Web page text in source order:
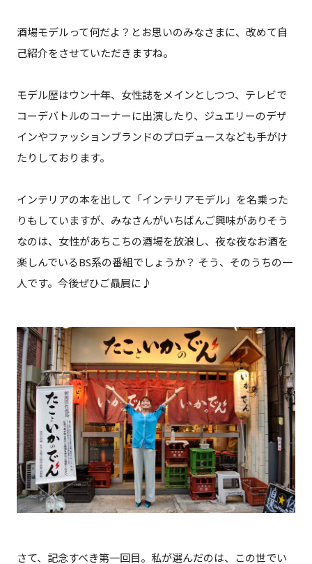
酒場モデルって何だよ？とお思いのみなさまに、改めて自
己紹介をさせていただきますね。
モデル歴はウン十年、女性誌をメインとしつつ、テレビで
コーデバトルのコーナーに出演したり、ジュエリーのデザ
インやファッションブランドのプロデュースなども手がけ
たりしております。
インテリアの本を出して「インテリアモデル」を名乗った
りもしていますが、みなさんがいちばんご興味がありそう
なのは、女性があちこちの酒場を放浪し、夜な夜なお酒を
楽しんでいるBS系の番組でしょうか？ そう、そのうちの一
人です。今後ぜひご贔屓に♪
さて、記念すべき第一回目。私が選んだのは、この世でい